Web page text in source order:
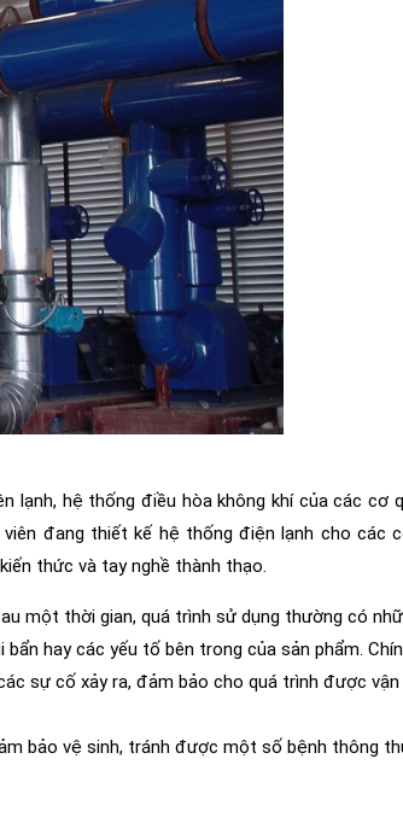
lạnh, hệ thống điều hòa không khí của các cơ
đang thiết kế hệ thống điện lạnh cho các
thức và tay nghề thành thạo.
một thời gian, quá trình sử dụng thường có
hay các yếu tố bên trong của sản phẩm.
sự cố xảy ra, đảm bảo cho quá trình được
bảo vệ sinh, tránh được một số bệnh thông